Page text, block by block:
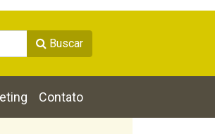
Buscar
Contato